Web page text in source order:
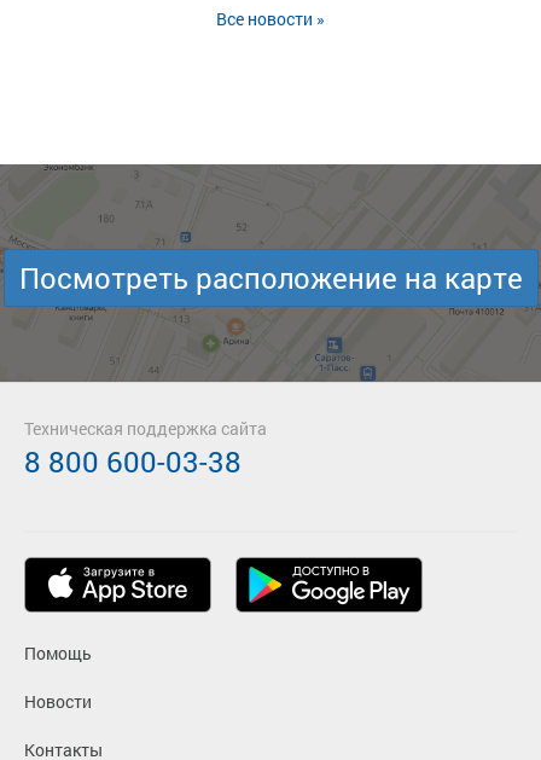
Все новости »
Посмотреть расположение на карте
Помощь
Новости
Контакты
Техническая поддержка сайта
8 800 600-03-38